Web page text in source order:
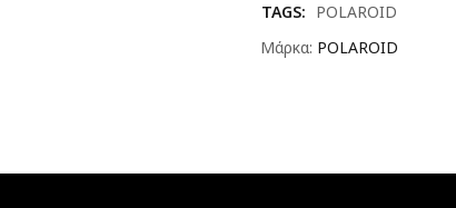
TAGS: POLAROID
Μάρκα: POLAROID